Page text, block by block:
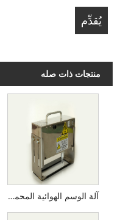
منتجات ذات صله
آلة الوسم الهوائية المحمولة